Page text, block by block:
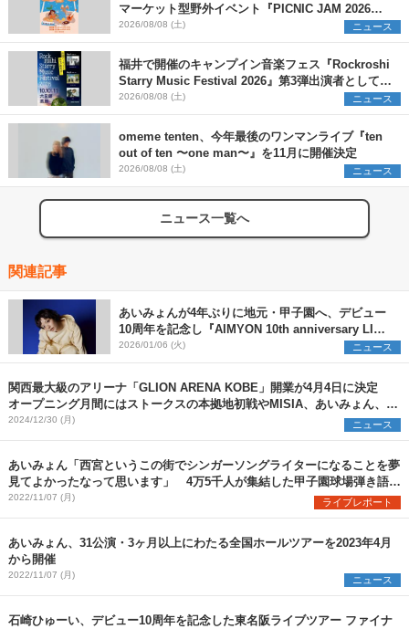
マーケット型野外イベント『PICNIC JAM 2026』
早割チケット発売開始
2026/08/08 (土) ニュース
福井で開催のキャンプイン音楽フェス『Rockroshi
Starry Music Festival 2026』第3弾出演者として
SCOOBIE DO、かりゆし58、Reiを発表
2026/08/08 (土) ニュース
omeme tenten、今年最後のワンマンライブ『ten
out of ten 〜one man〜』を11月に開催決定
2026/08/08 (土) ニュース
ニュース一覧へ
関連記事
あいみょんが4年ぶりに地元・甲子園へ、デビュー
10周年を記念し『AIMYON 10th anniversary LIVE
2026 「、、、」 IN 阪神甲子園球場』開催決定
2026/01/06 (火) ニュース
関西最大級のアリーナ「GLION ARENA KOBE」開業が4月4日に決定
オープニング月間にはストークスの本拠地初戦やMISIA、あいみょん、マ
ンウィズら登場
2024/12/30 (月) ニュース
あいみょん「西宮というこの街でシンガーソングライターになることを夢
見てよかったなって思います」 4万5千人が集結した甲子園球場弾き語り
ワンマンの公式レポート到着
2022/11/07 (月) ライブレポート
あいみょん、31公演・3ヶ月以上にわたる全国ホールツアーを2023年4月
から開催
2022/11/07 (月) ニュース
石崎ひゅーい、デビュー10周年を記念した東名阪ライブツアー ファイナ